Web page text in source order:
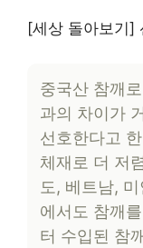
[세상 돌아보기]
중국산 참깨
과의 차이가
선호한다고
체재로 더 저
도, 베트남,
에서도 참깨
터 수입된 참